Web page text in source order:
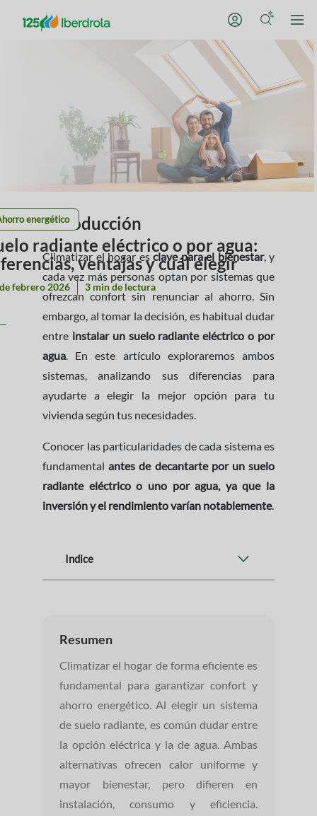
energético
radiante eléctrico o por agua:
ventajas y cuál elegir
febrero 2026 3 min de lectura
Introducción
Climatizar el hogar es clave para el bienestar, y
cada vez más personas optan por sistemas que
ofrezcan confort sin renunciar al ahorro. Sin
embargo, al tomar la decisión, es habitual dudar
entre instalar un suelo radiante eléctrico o por
agua. En este artículo exploraremos ambos
sistemas, analizando sus diferencias para
ayudarte a elegir la mejor opción para tu
vivienda según tus necesidades.
Conocer las particularidades de cada sistema es
fundamental antes de decantarte por un suelo
radiante eléctrico o uno por agua, ya que la
inversión y el rendimiento varían notablemente.
Indice
Resumen
Climatizar el hogar de forma eficiente es
fundamental para garantizar confort y
ahorro energético. Al elegir un sistema
de suelo radiante, es común dudar entre
la opción eléctrica y la de agua. Ambas
alternativas ofrecen calor uniforme y
mayor bienestar, pero difieren en
instalación, consumo y eficiencia.